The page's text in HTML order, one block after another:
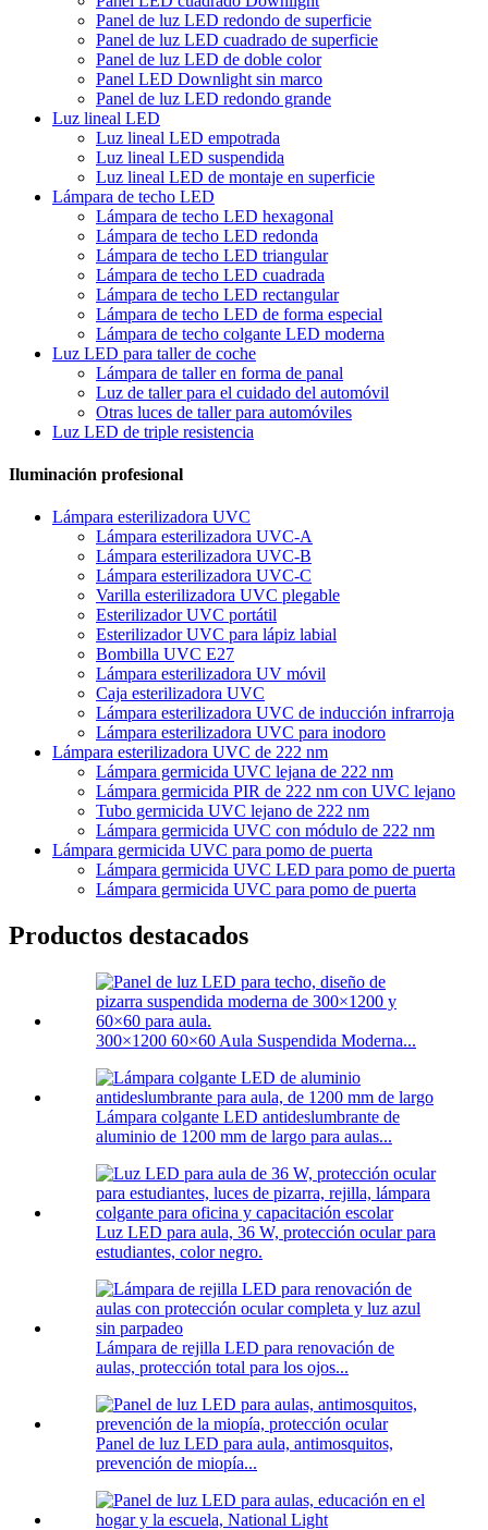
Panel de luz LED redondo de superficie
Panel de luz LED cuadrado de superficie
Panel de luz LED de doble color
Panel LED Downlight sin marco
Panel de luz LED redondo grande
Luz lineal LED
Luz lineal LED empotrada
Luz lineal LED suspendida
Luz lineal LED de montaje en superficie
Lámpara de techo LED
Lámpara de techo LED hexagonal
Lámpara de techo LED redonda
Lámpara de techo LED triangular
Lámpara de techo LED cuadrada
Lámpara de techo LED rectangular
Lámpara de techo LED de forma especial
Lámpara de techo colgante LED moderna
Luz LED para taller de coche
Lámpara de taller en forma de panal
Luz de taller para el cuidado del automóvil
Otras luces de taller para automóviles
Luz LED de triple resistencia
Iluminación profesional
Lámpara esterilizadora UVC
Lámpara esterilizadora UVC-A
Lámpara esterilizadora UVC-B
Lámpara esterilizadora UVC-C
Varilla esterilizadora UVC plegable
Esterilizador UVC portátil
Esterilizador UVC para lápiz labial
Bombilla UVC E27
Lámpara esterilizadora UV móvil
Caja esterilizadora UVC
Lámpara esterilizadora UVC de inducción infrarroja
Lámpara esterilizadora UVC para inodoro
Lámpara esterilizadora UVC de 222 nm
Lámpara germicida UVC lejana de 222 nm
Lámpara germicida PIR de 222 nm con UVC lejano
Tubo germicida UVC lejano de 222 nm
Lámpara germicida UVC con módulo de 222 nm
Lámpara germicida UVC para pomo de puerta
Lámpara germicida UVC LED para pomo de puerta
Lámpara germicida UVC para pomo de puerta
Productos destacados
300×1200 60×60 Aula Suspendida Moderna...
Lámpara colgante LED antideslumbrante de
aluminio de 1200 mm de largo para aulas...
Luz LED para aula, 36 W, protección ocular para
estudiantes, color negro.
Lámpara de rejilla LED para renovación de
aulas, protección total para los ojos...
Panel de luz LED para aula, antimosquitos,
prevención de miopía...